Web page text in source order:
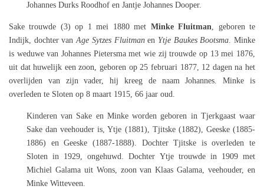
Johannes Durks Roodhof en Jantje Johannes Dooper.
Sake trouwde (3) op 1 mei 1880 met Minke Fluitman, geboren te
Indijk, dochter van Age Sytzes Fluitman en Ytje Baukes Bootsma. Minke
is weduwe van Johannes Pietersma met wie zij trouwde op 13 mei 1876,
uit dat huwelijk een zoon, geboren op 25 februari 1877, 12 dagen na het
overlijden van zijn vader, hij kreeg de naam Johannes. Minke is
overleden te Sloten op 8 maart 1915, 66 jaar oud.
Kinderen van Sake en Minke worden geboren in Tjerkgaast waar
Sake dan veehouder is, Ytje (1881), Tjitske (1882), Geeske (1885-
1886) en Geeske (1887-1888). Dochter Tjitske is overleden te
Sloten in 1929, ongehuwd. Dochter Ytje trouwde in 1909 met
Michiel Galama uit Wons, zoon van Klaas Galama, veehouder, en
Minke Witteveen.